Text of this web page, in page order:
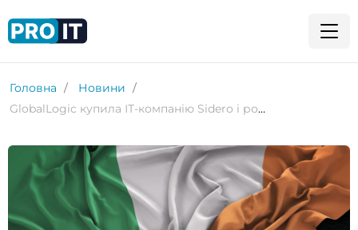
Головна
Новини
GlobalLogic купила ІТ-компанію Sidero і розширюється на ринок Ірландії